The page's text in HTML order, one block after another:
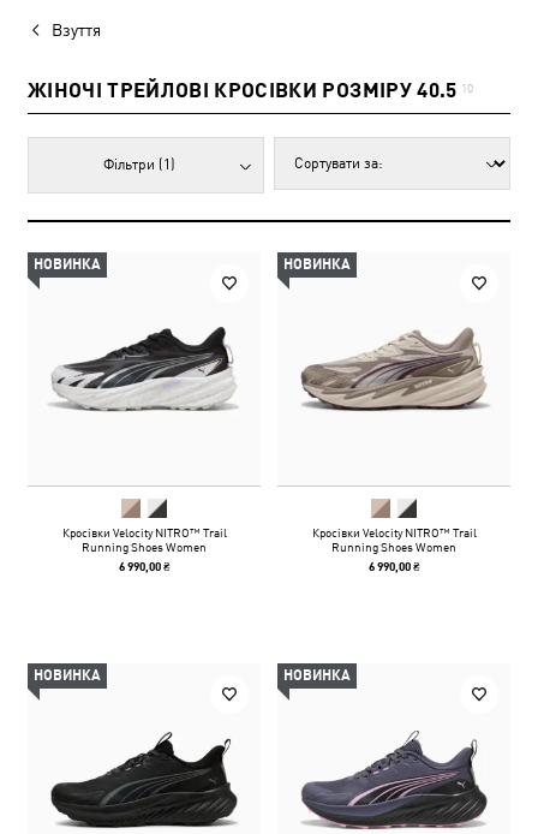
Взуття
ЖІНОЧІ ТРЕЙЛОВІ КРОСІВКИ РОЗМІРУ 40.5 10
Фільтри (1)
НОВИНКА
Кросівки Velocity NITRO™ Trail
Running Shoes Women
6 990,00 ₴
НОВИНКА
Кросівки Velocity NITRO™ Trail
Running Shoes Women
6 990,00 ₴
НОВИНКА НОВИНКА